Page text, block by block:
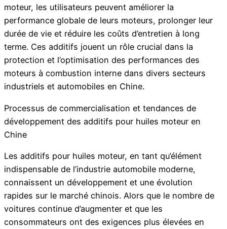
moteur, les utilisateurs peuvent améliorer la
performance globale de leurs moteurs, prolonger leur
durée de vie et réduire les coûts d’entretien à long
terme. Ces additifs jouent un rôle crucial dans la
protection et l’optimisation des performances des
moteurs à combustion interne dans divers secteurs
industriels et automobiles en Chine.
Processus de commercialisation et tendances de
développement des additifs pour huiles moteur en
Chine
Les additifs pour huiles moteur, en tant qu’élément
indispensable de l’industrie automobile moderne,
connaissent un développement et une évolution
rapides sur le marché chinois. Alors que le nombre de
voitures continue d’augmenter et que les
consommateurs ont des exigences plus élevées en